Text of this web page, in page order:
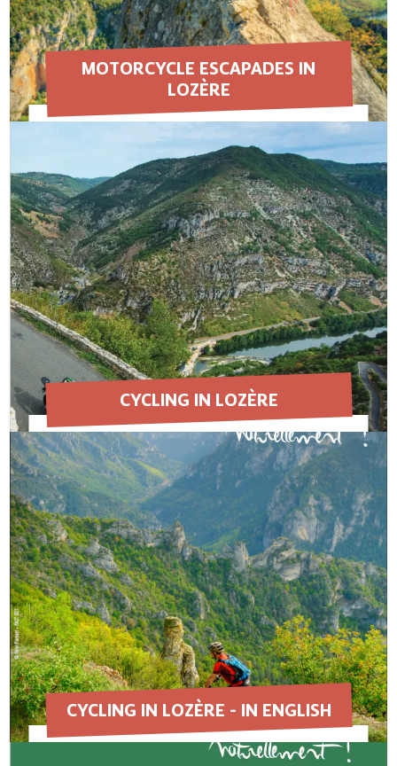
MOTORCYCLE ESCAPADES IN
LOZÈRE
EN SAVOIR PLUS
CYCLING IN LOZÈRE
EN SAVOIR PLUS
CYCLING IN LOZÈRE - IN ENGLISH